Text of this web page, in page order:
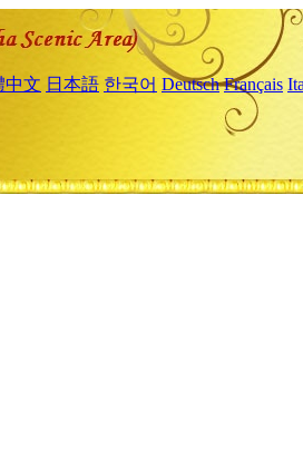
中文 日本語 한국어 Deutsch Français